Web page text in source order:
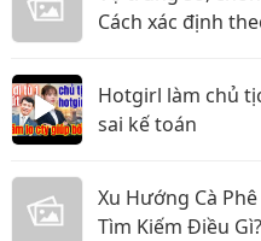
Cách xác định
Hotgirl làm chủ
sai kế toán
Xu Hướng Cà
Tìm Kiếm Điều Gì?